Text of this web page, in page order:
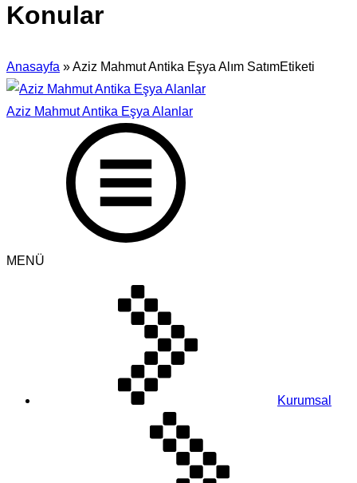
Konular
Anasayfa »Aziz Mahmut Antika Eşya Alım SatımEtiketi
Aziz Mahmut Antika Eşya Alanlar
MENÜ
Kurumsal